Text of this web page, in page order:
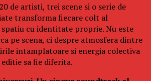
de artisti, trei scene si o serie de
transforma fiecare colt al
cu identitate proprie. Nu este
pe scena, ci despre atmosfera dintre
intamplatoare si energia colectiva
sa fie diferita.